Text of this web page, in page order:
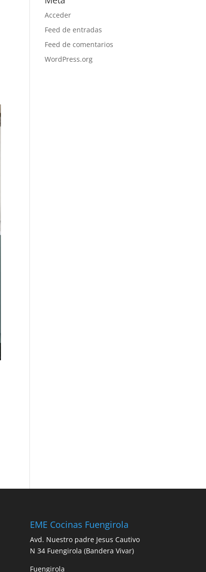
Acceder
Feed de entradas
Feed de comentarios
WordPress.org
EME Cocinas Fuengirola
Avd. Nuestro padre Jesus Cautivo
N 34 Fuengirola (Bandera Vivar)
Fuengirola